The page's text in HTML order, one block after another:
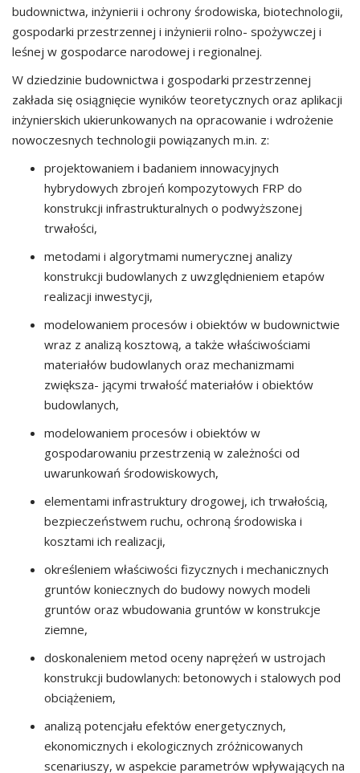
budownictwa, inżynierii i ochrony środowiska, biotechnologii,
gospodarki przestrzennej i inżynierii rolno- spożywczej i
leśnej w gospodarce narodowej i regionalnej.
W dziedzinie budownictwa i gospodarki przestrzennej
zakłada się osiągnięcie wyników teoretycznych oraz aplikacji
inżynierskich ukierunkowanych na opracowanie i wdrożenie
nowoczesnych technologii powiązanych m.in. z:
projektowaniem i badaniem innowacyjnych
hybrydowych zbrojeń kompozytowych FRP do
konstrukcji infrastrukturalnych o podwyższonej
trwałości,
metodami i algorytmami numerycznej analizy
konstrukcji budowlanych z uwzględnieniem etapów
realizacji inwestycji,
modelowaniem procesów i obiektów w budownictwie
wraz z analizą kosztową, a także właściwościami
materiałów budowlanych oraz mechanizmami
zwiększa- jącymi trwałość materiałów i obiektów
budowlanych,
modelowaniem procesów i obiektów w
gospodarowaniu przestrzenią w zależności od
uwarunkowań środowiskowych,
elementami infrastruktury drogowej, ich trwałością,
bezpieczeństwem ruchu, ochroną środowiska i
kosztami ich realizacji,
określeniem właściwości fizycznych i mechanicznych
gruntów koniecznych do budowy nowych modeli
gruntów oraz wbudowania gruntów w konstrukcje
ziemne,
doskonaleniem metod oceny naprężeń w ustrojach
konstrukcji budowlanych: betonowych i stalowych pod
obciążeniem,
analizą potencjału efektów energetycznych,
ekonomicznych i ekologicznych zróżnicowanych
scenariuszy, w aspekcie parametrów wpływających na